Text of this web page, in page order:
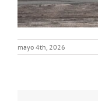
mayo 4th, 2026